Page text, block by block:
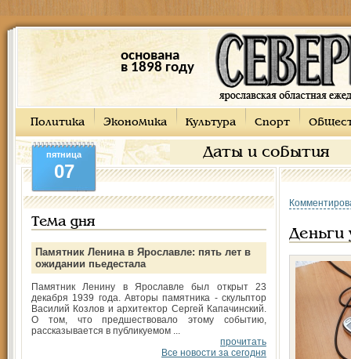
основана
в 1898 году
Политика Экономика Культура Спорт
Даты и события
пятница
07
Тема дня
Памятник Ленина в Ярославле: пять лет в
ожидании пьедестала
Памятник Ленину в Ярославле был открыт 23
декабря 1939 года. Авторы памятника - скульптор
Василий Козлов и архитектор Сергей Капачинский.
О том, что предшествовало этому событию,
рассказывается в публикуемом ...
прочитать
Все новости за сегодня
Деньги